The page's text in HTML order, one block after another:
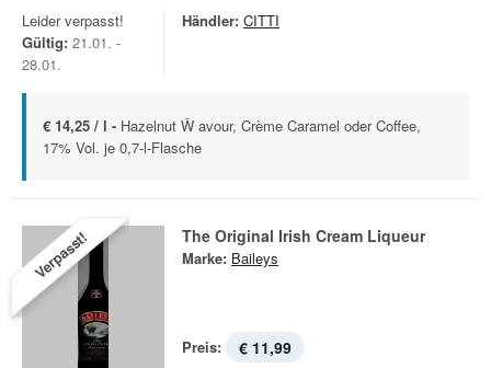
Leider verpasst!
Gültig: 21.01. -
28.01.
Händler: CITTI
€ 14,25 / l - Hazelnut Ŵ avour, Crème Caramel oder Coffee,
17% Vol. je 0,7-l-Flasche
Verpasst! The Original Irish Cream Liqueur
Marke: Baileys
Preis: € 11,99